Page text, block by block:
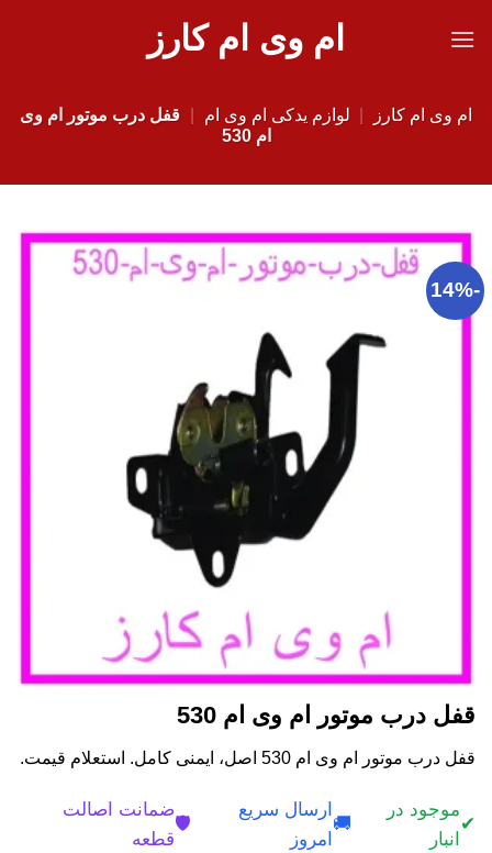
ام وی ام کارز
ام وی ام کارز لوازم یدکی ام وی ام
قفل درب موتور ام وی
ام 530
-14%
قفل درب موتور ام وی ام 530
قفل درب موتور ام وی ام 530 اصل، ایمنی کامل. استعلام قیمت.
✔
موجود در
انبار
🚚
ارسال سریع
امروز
🛡️
ضمانت اصالت
قطعه